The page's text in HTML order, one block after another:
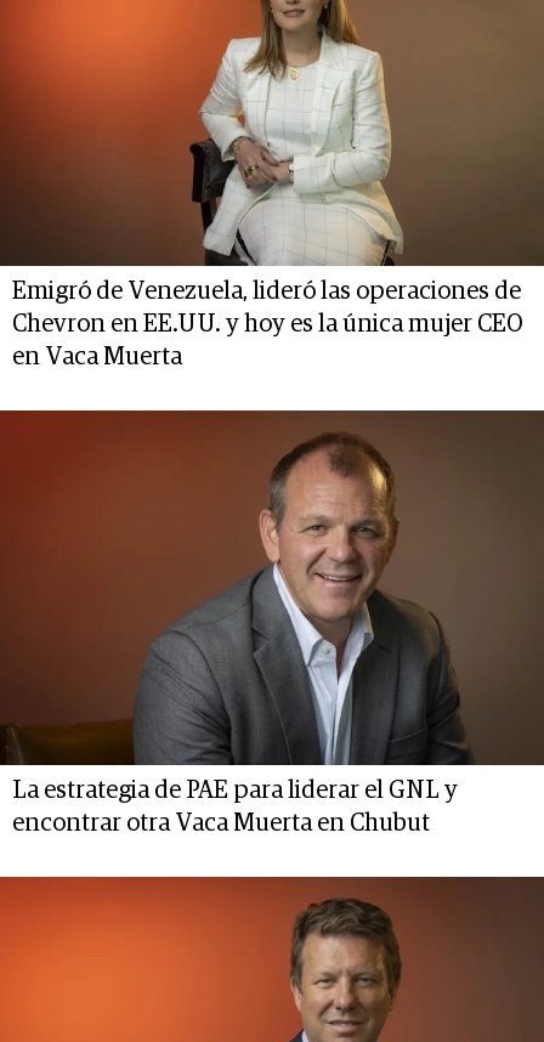
Emigró de Venezuela, lideró las operaciones de
Chevron en EE.UU. y hoy es la única mujer CEO
en Vaca Muerta
La estrategia de PAE para liderar el GNL y
encontrar otra Vaca Muerta en Chubut